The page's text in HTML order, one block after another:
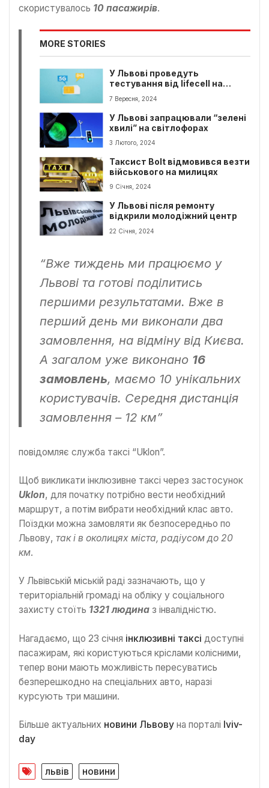
скористувалось 10 пасажирів.
MORE STORIES
У Львові проведуть
тестування від lifecell на
технології 5G
7 Вересня, 2024
У Львові запрацювали “зелені
хвилі” на світлофорах
3 Лютого, 2024
Таксист Bolt відмовився везти
військового на милицях
9 Січня, 2024
У Львові після ремонту
відкрили молодіжний центр
22 Січня, 2024
“Вже тиждень ми працюємо у
Львові та готові поділитись
першими результатами. Вже в
перший день ми виконали два
замовлення, на відміну від Києва.
А загалом уже виконано 16
замовлень, маємо 10 унікальних
користувачів. Середня дистанція
замовлення – 12 км”
повідомляє служба таксі “Uklon”.
Щоб викликати інклюзивне таксі через застосунок
Uklon, для початку потрібно вести необхідний
маршрут, а потім вибрати необхідний клас авто.
Поїздки можна замовляти як безпосередньо по
Львову, так і в околицях міста, радіусом до 20
км.
У Львівській міській раді зазначають, що у
територіальній громаді на обліку у соціального
захисту стоїть 1321 людина з інвалідністю.
Нагадаємо, що 23 січня інклюзивні таксі доступні
пасажирам, які користуються кріслами колісними,
тепер вони мають можливість пересуватись
безперешкодно на спеціальних авто, наразі
курсують три машини.
Більше актуальних новини Львову на порталі lviv-
day
львів новини